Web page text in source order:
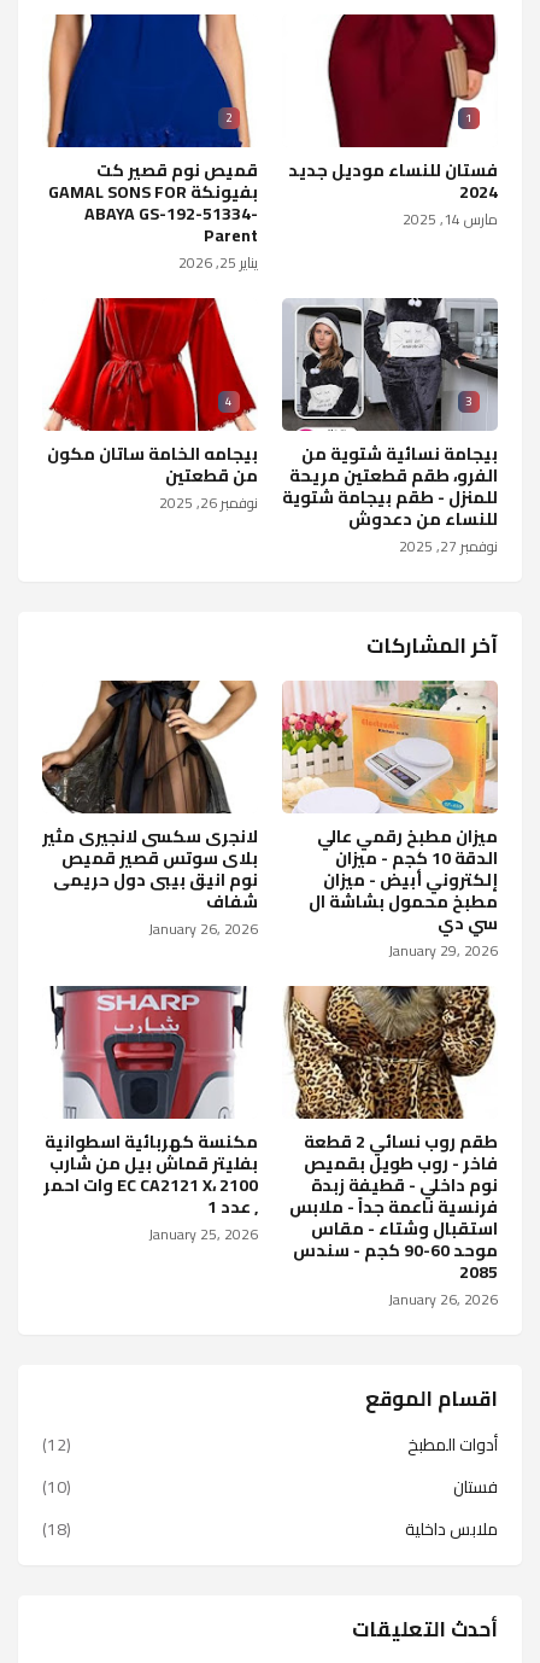
1
فستان للنساء موديل جديد
2024
مارس 14, 2025
2
قميص نوم قصير كت
بفيونكة GAMAL SONS FOR
ABAYA GS-192-51334-
Parent
يناير 25, 2026
3
بيجامة نسائية شتوية من
الفرو، طقم قطعتين مريحة
للمنزل - طقم بيجامة شتوية
للنساء من دعدوش
نوفمبر 27, 2025
4
بيجامه الخامة ساتان مكون
من قطعتين
نوفمبر 26, 2025
آخر المشاركات
ميزان مطبخ رقمي عالي
الدقة 10 كجم - ميزان
إلكتروني أبيض - ميزان
مطبخ محمول بشاشة ال
سي دي
January 29, 2026
لانجرى سكسى لانجيرى مثير
بلاى سوتس قصير قميص
نوم انيق بيبى دول حريمى
شفاف
January 26, 2026
طقم روب نسائي 2 قطعة
فاخر - روب طويل بقميص
نوم داخلي - قطيفة زبدة
فرنسية ناعمة جداً - ملابس
استقبال وشتاء - مقاس
موحد 60-90 كجم - سندس
2085
January 26, 2026
مكنسة كهربائية اسطوانية
بفليتر قماش بيل من شارب
, عدد 1
January 25, 2026
اقسام الموقع
أدوات المطبخ
(12)
فستان
(10)
ملابس داخلية
(18)
أحدث التعليقات